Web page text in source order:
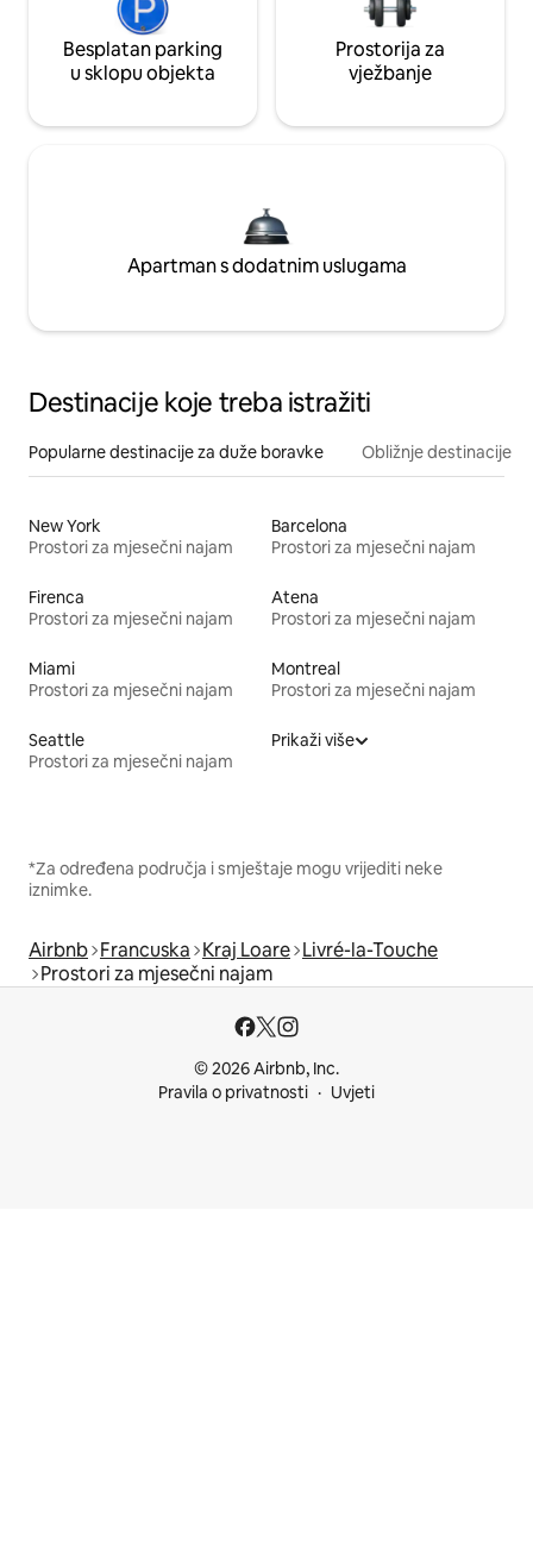
Besplatan parking
u sklopu objekta
Prostorija za
vježbanje
Apartman s dodatnim uslugama
Destinacije koje treba istražiti
Popularne destinacije za duže boravke Obližnje destinacije
New York
Prostori za mjesečni najam
Barcelona
Prostori za mjesečni najam
Firenca
Prostori za mjesečni najam
Atena
Prostori za mjesečni najam
Miami
Prostori za mjesečni najam
Montreal
Prostori za mjesečni najam
Seattle
Prostori za mjesečni najam
Prikaži više
*Za određena područja i smještaje mogu vrijediti neke
iznimke.
Airbnb Francuska Kraj Loare Livré-la-Touche
Prostori za mjesečni najam
© 2026 Airbnb, Inc.
Pravila o privatnosti
Uvjeti